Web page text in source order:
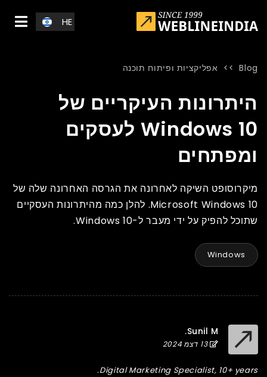
HE
Blog
>> אפליקציות ופיתוח תוכנה
היתרונות העיקריים של
Windows 10 לעסקים
ומפתחים
מיקרוסופט השיקה לאחרונה את הגרסה האחרונה שלה של
Microsoft Windows 10. להלן כמה מהיתרונות העסקיים
שתוכל להפיק על ידי מעבר ל-Windows 10.
Windows
Sunil M.
13 דצמ 2024
Digital Marketing Specialist, 10+ years.